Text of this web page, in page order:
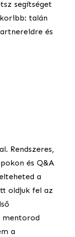
segítséget
talán
és
Rendszeres,
és Q&A
a
oldjuk fel az
mentorod
a